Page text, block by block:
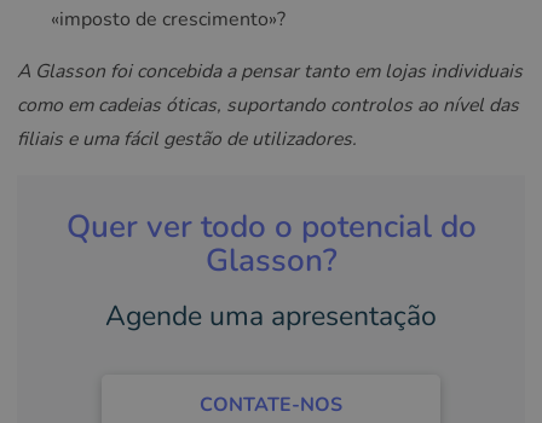
«imposto de crescimento»?
A Glasson foi concebida a pensar tanto em lojas individuais
como em cadeias óticas, suportando controlos ao nível das
filiais e uma fácil gestão de utilizadores.
Quer ver todo o potencial do
Glasson?
Agende uma apresentação
CONTATE-NOS